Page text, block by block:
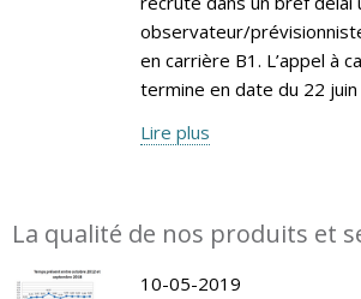
observateur/
en carrière B1. L’appel à
termine en date du 22 juin
Lire plus
La qualité de nos produits et
10-05-2019